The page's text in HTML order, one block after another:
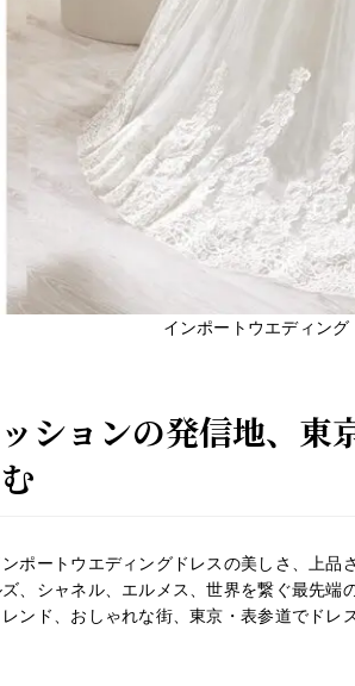
インポートウエディン
ションの発信地、東
ポートウエディングドレスの美しさ、上
、シャネル、エルメス、世界を繋ぐ最先端
ンド、おしゃれな街、東京・表参道でドレ